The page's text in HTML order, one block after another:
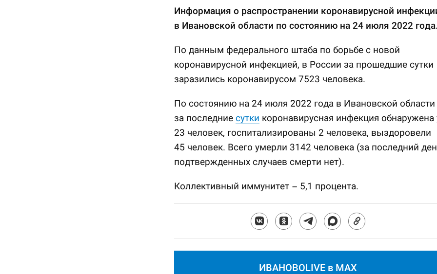
Информация о распространении коронавирусной
в Ивановской области по состоянию на 24 июля 2022 года.
По данным федерального штаба по борьбе с новой
коронавирусной инфекцией, в России за прошедшие сутки
заразились коронавирусом 7523 человека.
По состоянию на 24 июля 2022 года в Ивановской области
за последние сутки коронавирусная инфекция обнаружена
23 человек, госпитализированы 2 человека, выздоровели
45 человек. Всего умерли 3142 человека (за последний
подтвержденных случаев смерти нет).
Коллективный иммунитет – 5,1 процента.
ИВАНОВОLIVE в MAX